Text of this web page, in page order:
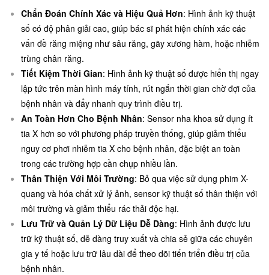
Chẩn Đoán Chính Xác và Hiệu Quả Hơn: Hình ảnh kỹ thuật
số có độ phân giải cao, giúp bác sĩ phát hiện chính xác các
vấn đề răng miệng như sâu răng, gãy xương hàm, hoặc nhiễm
trùng chân răng.
Tiết Kiệm Thời Gian: Hình ảnh kỹ thuật số được hiển thị ngay
lập tức trên màn hình máy tính, rút ngắn thời gian chờ đợi của
bệnh nhân và đẩy nhanh quy trình điều trị.
An Toàn Hơn Cho Bệnh Nhân: Sensor nha khoa sử dụng ít
tia X hơn so với phương pháp truyền thống, giúp giảm thiểu
nguy cơ phơi nhiễm tia X cho bệnh nhân, đặc biệt an toàn
trong các trường hợp cần chụp nhiều lần.
Thân Thiện Với Môi Trường: Bỏ qua việc sử dụng phim X-
quang và hóa chất xử lý ảnh, sensor kỹ thuật số thân thiện với
môi trường và giảm thiểu rác thải độc hại.
Lưu Trữ và Quản Lý Dữ Liệu Dễ Dàng: Hình ảnh được lưu
trữ kỹ thuật số, dễ dàng truy xuất và chia sẻ giữa các chuyên
gia y tế hoặc lưu trữ lâu dài để theo dõi tiến triển điều trị của
bệnh nhân.